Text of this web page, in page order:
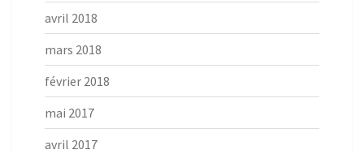
avril 2018
mars 2018
février 2018
mai 2017
avril 2017